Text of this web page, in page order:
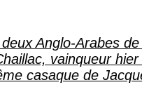
Anglo-Arabes
vainqueur
casaque de